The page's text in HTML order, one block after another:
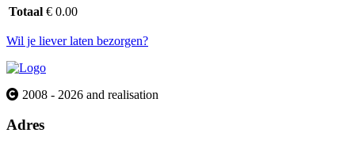
Totaal € 0.00
Wil je liever laten bezorgen?
2008 - 2026 and realisation
Adres